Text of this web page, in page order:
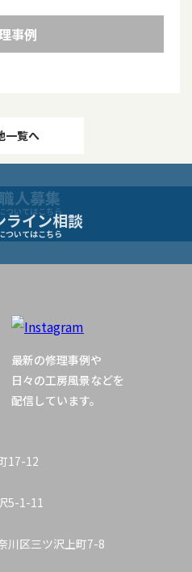
事例
一覧へ
職人募集
ついてはこちら
ライン相談
ついてはこちら
最新の修理事例や
日々の工房風景などを
配信しています。
17-12
5-1-11
川区三ツ沢上町7-8